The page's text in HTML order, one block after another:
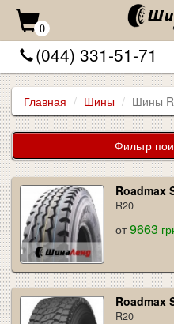
0
(044) 331-51-71
Главная Шины Шины
Фильтр
Roadmax
R20
от9663
Roadmax
R20